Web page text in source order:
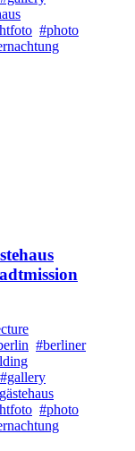
#photo
#berliner
#gallery
#photo